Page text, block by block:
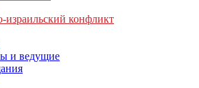
израильский конфликт
и ведущие